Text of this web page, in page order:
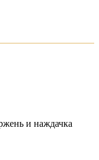
и наждачка